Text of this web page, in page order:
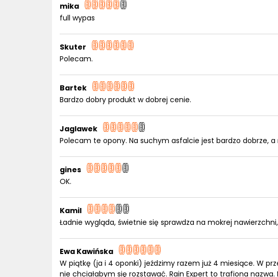
mika
full wypas
Skuter
Polecam.
Bartek
Bardzo dobry produkt w dobrej cenie.
Jaglawek
Polecam te opony. Na suchym asfalcie jest bardzo dobrze,
gines
OK.
Kamil
Ładnie wygląda, świetnie się sprawdza na mokrej
Ewa Kawińska
W piątkę (ja i 4 oponki) jeździmy razem już 4 miesiące. W
nie chciałabym się rozstawać. Rain Expert to trafiona